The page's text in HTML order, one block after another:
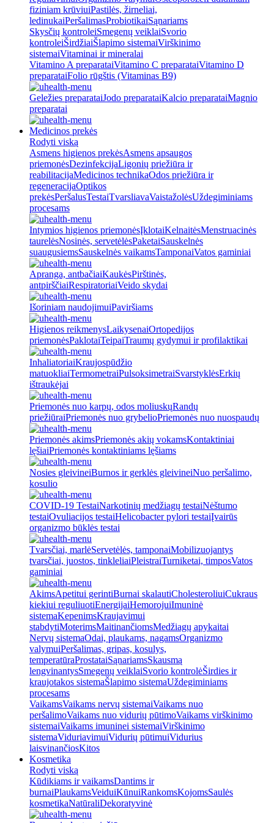
fiziniam krūviuiPastilės, žirneliai,
ledinukaiPeršalimasProbiotikaiSąnariams
Skysčių kontroleiSmegenų veiklaiSvorio
kontroleiŠirdžiaiŠlapimo sistemaiVirškinimo
sistemaiVitaminai ir mineralai
Vitamino A preparataiVitamino C preparataiVitamino D
preparataiFolio rūgštis (Vitaminas B9)
Geležies preparataiJodo preparataiKalcio preparataiMagnio
preparatai
Medicinos prekės
Rodyti viską
Asmens higienos prekėsAsmens apsaugos
priemonėsDezinfekcijaLigonių priežiūra ir
reabilitacijaMedicinos technikaOdos priežiūra ir
regeneracijaOptikos
prekėsPeršalusTestaiTvarsliavaVaistažolėsUždegiminiams
procesams
Intymios higienos priemonėsĮklotaiKelnaitėsMenstruacinės
taurelėsNosinės, servetėlėsPaketaiSauskelnės
suaugusiemsSauskelnės vaikamsTamponaiVatos gaminiai
Apranga, antbačiaiKaukėsPirštinės,
antpirščiaiRespiratoriaiVeido skydai
Išoriniam naudojimuiPaviršiams
Higienos reikmenysLaikysenaiOrtopedijos
priemonėsPaklotaiTeipaiTraumų gydymui ir profilaktikai
InhaliatoriaiKraujospūdžio
matuokliaiTermometraiPulsoksimetraiSvarstyklėsErkių
ištraukėjai
Priemonės nuo karpų, odos moliuskųRandų
priežiūraiPriemonės nuo grybelioPriemonės nuo nuospaudų
Priemonės akimsPriemonės akių vokamsKontaktiniai
lęšiaiPriemonės kontaktiniams lęšiams
Nosies gleivineiBurnos ir gerklės gleivineiNuo peršalimo,
kosulio
COVID-19 TestaiNarkotinių medžiagų testaiNėštumo
testaiOvuliacijos testaiHelicobacter pylori testaiĮvairūs
organizmo būklės testai
Tvarsčiai, marlėServetėlės, tamponaiMobilizuojantys
tvarsčiai, juostos, tinkleliaiPleistraiTurniketai, timposVatos
gaminiai
AkimsApetitui gerintiBurnai skalautiCholesteroliuiCukraus
kiekiui reguliuotiEnergijaiHemorojuiImuninė
sistemaKepenimsKraujavimui
stabdytiMoterimsMaitinančiomsMedžiagų apykaitai
Nervų sistemaOdai, plaukams, nagamsOrganizmo
valymuiPeršalimas, gripas, kosulys,
temperatūraProstataiSąnariamsSkausmą
lengvinantysSmegenų veiklaiSvorio kontrolėŠirdies ir
kraujotakos sistemaŠlapimo sistemaUždegiminiams
procesams
VaikamsVaikams nervų sistemaiVaikams nuo
peršalimoVaikams nuo vidurių pūtimoVaikams virškinimo
sistemaiVaikams imuninei sistemaiVirškinimo
sistemaViduriavimuiVidurių pūtimuiVidurius
laisvinančiosKitos
Kosmetika
Rodyti viską
Kūdikiams ir vaikamsDantims ir
burnaiPlaukamsVeiduiKūnuiRankomsKojomsSaulės
kosmetikaNatūraliDekoratyvinė